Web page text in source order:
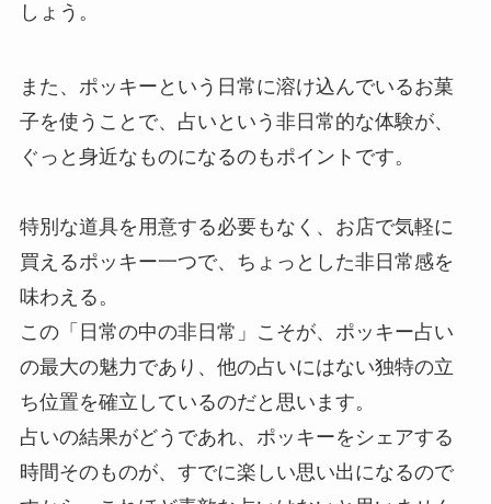
しょう。
また、ポッキーという日常に溶け込んでいるお菓
子を使うことで、占いという非日常的な体験が、
ぐっと身近なものになるのもポイントです。
特別な道具を用意する必要もなく、お店で気軽に
買えるポッキー一つで、ちょっとした非日常感を
味わえる。
この「日常の中の非日常」こそが、ポッキー占い
の最大の魅力であり、他の占いにはない独特の立
ち位置を確立しているのだと思います。
占いの結果がどうであれ、ポッキーをシェアする
時間そのものが、すでに楽しい思い出になるので